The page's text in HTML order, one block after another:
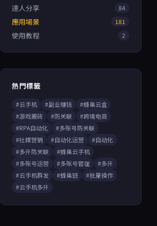
達人分享 84
應用場景 181
使用教程 2
熱門標籤
#云手机 #副业赚钱
#蜂巢云盒
#游戏搬砖
#防关联
#跨境电商
#RPA自动化
#多账号防关联
#社媒营销
#自动化运营
#自动化
#多开防关联
#蜂巢云手机
#多账号运营
#多账号管理
#多开
#云手机群发
#蜂巢链
#批量操作
#云手机多开